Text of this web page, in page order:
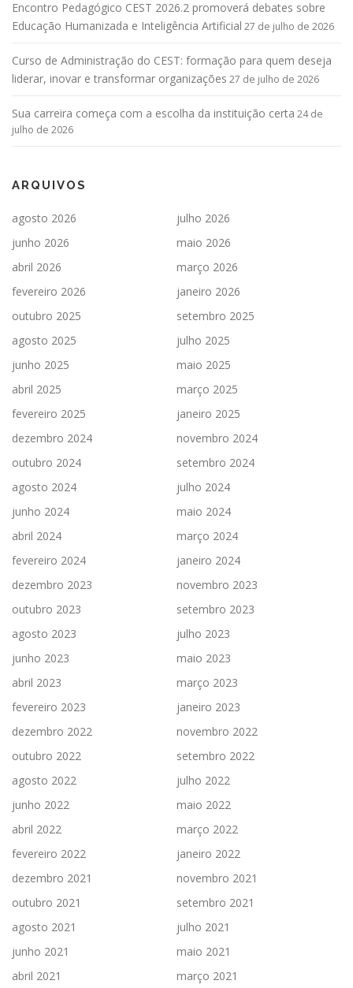
Encontro Pedagógico CEST 2026.2 promoverá debates sobre
Educação Humanizada e Inteligência Artificial 27 de julho de 2026
Curso de Administração do CEST: formação para quem deseja
liderar, inovar e transformar organizações 27 de julho de 2026
Sua carreira começa com a escolha da instituição certa 24 de
julho de 2026
ARQUIVOS
agosto 2026
julho 2026
junho 2026
maio 2026
abril 2026
março 2026
fevereiro 2026
janeiro 2026
outubro 2025
setembro 2025
agosto 2025
julho 2025
junho 2025
maio 2025
abril 2025
março 2025
fevereiro 2025
janeiro 2025
dezembro 2024
novembro 2024
outubro 2024
setembro 2024
agosto 2024
julho 2024
junho 2024
maio 2024
abril 2024
março 2024
fevereiro 2024
janeiro 2024
dezembro 2023
novembro 2023
outubro 2023
setembro 2023
agosto 2023
julho 2023
junho 2023
maio 2023
abril 2023
março 2023
fevereiro 2023
janeiro 2023
dezembro 2022
novembro 2022
outubro 2022
setembro 2022
agosto 2022
julho 2022
junho 2022
maio 2022
abril 2022
março 2022
fevereiro 2022
janeiro 2022
dezembro 2021
novembro 2021
outubro 2021
setembro 2021
agosto 2021
julho 2021
junho 2021
maio 2021
abril 2021
março 2021